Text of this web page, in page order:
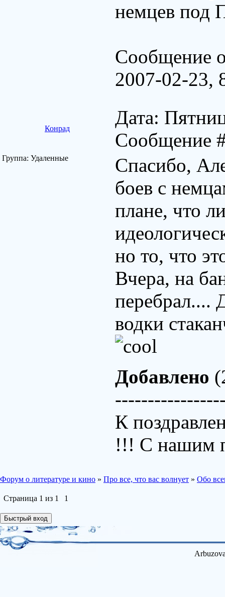
немцев под
Сообщение
2007-02-23,
Конрад
Дата:
Сообщение
Группа: Удаленные
Спасибо,
боев с
плане, что
но то, что
Вчера, на
перебрал....
водки
Добавлено
К
!!! С нашим
Форум о литературе и кино » Про все, что вас волнует » Обо
Страница 1 из 1 1